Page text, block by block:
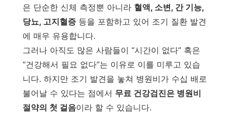
은 단순한 신체 측정뿐 아니라 혈액, 소변, 간 기능,
당뇨, 고지혈증 등을 포함하고 있어 조기 질환 발견
에 매우 유용합니다.
그러나 아직도 많은 사람들이 “시간이 없다” 혹은
“건강해서 필요 없다”는 이유로 이를 미루고 있습
니다. 하지만 조기 발견을 놓쳐 병원비가 수십 배로
불어날 수 있다는 점에서 무료 건강검진은 병원비
절약의 첫 걸음이라 할 수 있습니다.